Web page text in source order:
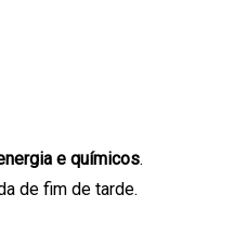
e químicos.
de fim de tarde.